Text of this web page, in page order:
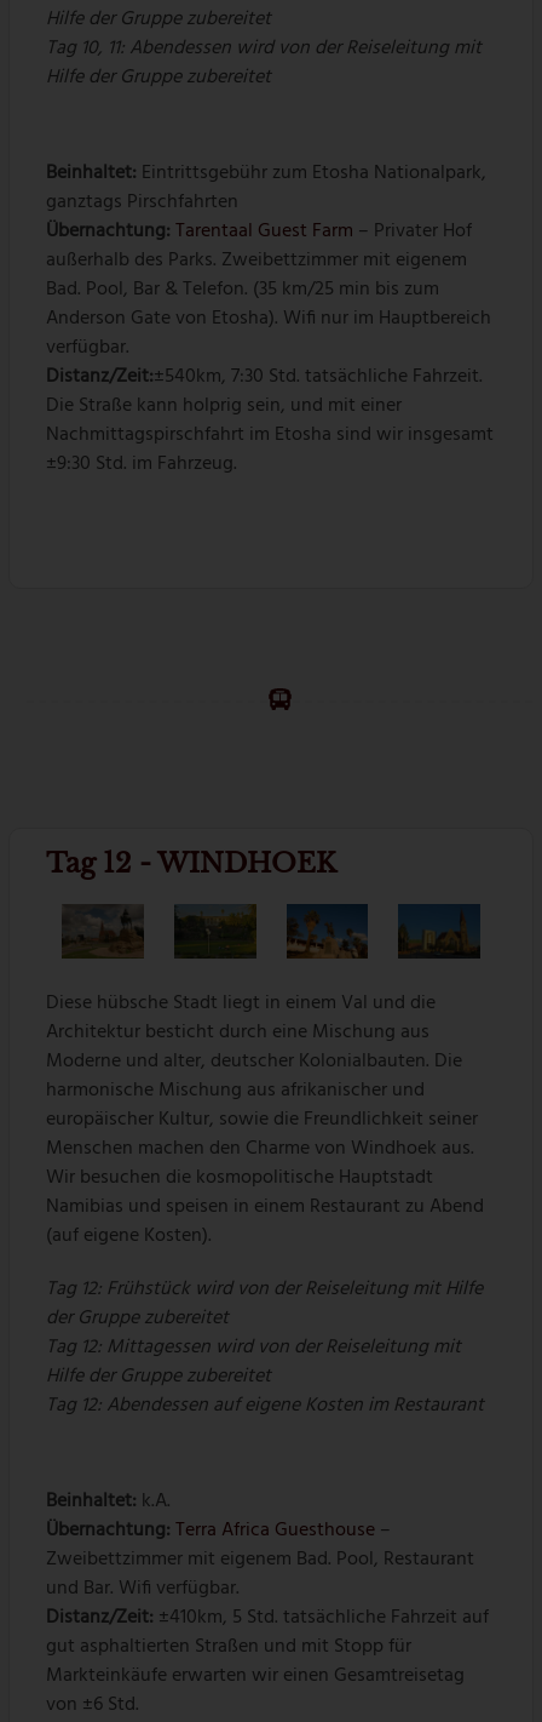
Hilfe der Gruppe zubereitet
Tag 10, 11: Abendessen wird von der Reiseleitung mit
Hilfe der Gruppe zubereitet
Beinhaltet: Eintrittsgebühr zum Etosha Nationalpark,
ganztags Pirschfahrten
Übernachtung:Tarentaal Guest Farm – Privater Hof
außerhalb des Parks. Zweibettzimmer mit eigenem
Bad. Pool, Bar & Telefon. (35 km/25 min bis zum
Anderson Gate von Etosha). Wifi nur im Hauptbereich
verfügbar.
Distanz/Zeit:±540km, 7:30 Std. tatsächliche Fahrzeit.
Die Straße kann holprig sein, und mit einer
Nachmittagspirschfahrt im Etosha sind wir insgesamt
±9:30 Std. im Fahrzeug.
Tag 12 - WINDHOEK
Diese hübsche Stadt liegt in einem Val und die
Architektur besticht durch eine Mischung aus
Moderne und alter, deutscher Kolonialbauten. Die
harmonische Mischung aus afrikanischer und
europäischer Kultur, sowie die Freundlichkeit seiner
Menschen machen den Charme von Windhoek aus.
Wir besuchen die kosmopolitische Hauptstadt
Namibias und speisen in einem Restaurant zu Abend
(auf eigene Kosten).
Tag 12: Frühstück wird von der Reiseleitung mit Hilfe
der Gruppe zubereitet
Tag 12: Mittagessen wird von der Reiseleitung mit
Hilfe der Gruppe zubereitet
Tag 12: Abendessen auf eigene Kosten im Restaurant
Beinhaltet: k.A.
Übernachtung:Terra Africa Guesthouse–
Zweibettzimmermit eigenem Bad. Pool, Restaurant
und Bar. Wifi verfügbar.
Distanz/Zeit: ±410km, 5 Std. tatsächliche Fahrzeit auf
gut asphaltierten Straßen und mit Stopp für
Markteinkäufe erwarten wir einen Gesamtreisetag
von ±6 Std.